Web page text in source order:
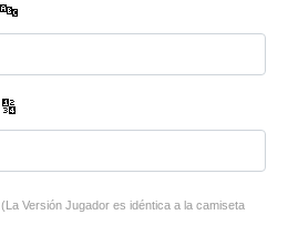
(La Versión Jugador es idéntica a la camiseta